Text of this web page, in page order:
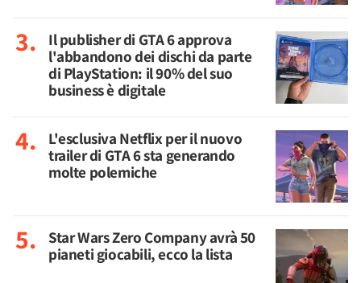
Il publisher di GTA 6 approva
l'abbandono dei dischi da parte
di PlayStation: il 90% del suo
business è digitale
L'esclusiva Netflix per il nuovo
trailer di GTA 6 sta generando
molte polemiche
Star Wars Zero Company avrà 50
pianeti giocabili, ecco la lista